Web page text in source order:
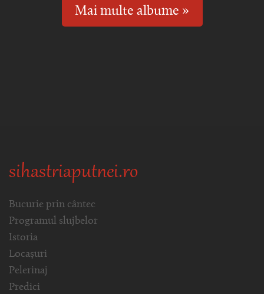
Mai multe albume »
sihastriaputnei.ro
Bucurie prin cântec
Programul slujbelor
Istoria
Locașuri
Pelerinaj
Predici